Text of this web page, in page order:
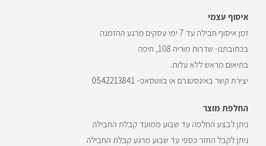
איסוף עצמי
זמן איסוף חבילה עד 7 ימי עסקים מרגע ההזמנה
בכתובתנו- שדרות מוריה 108, חיפה
בתיאום מראש ללא עלות.
יצירת קשר באינסטגרם או בווטסאפ- 0542213841
החלפת מוצר
ניתן לבצע החלפה עד שבוע ממועד קבלת החבילה
ניתן לקבל החזר כספי עד שבוע מרגע קבלת החבילה